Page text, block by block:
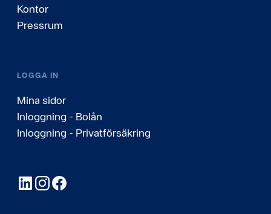
Kontor
Pressrum
LOGGA IN
Mina sidor
Inloggning - Bolån
Inloggning - Privatförsäkring
LinkedInInstagram